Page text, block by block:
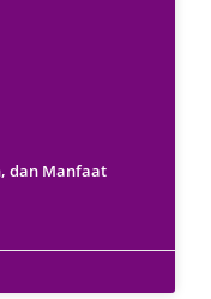
dan Manfaat